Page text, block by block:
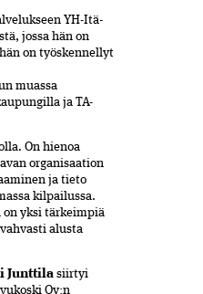
YH-Itä-
jossa hän on
on työskennellyt
muassa
ja TA-
On hienoa
organisaation
ja tieto
kilpailussa.
yksi tärkeimpiä
alusta
Junttila siirtyi
Oy:n